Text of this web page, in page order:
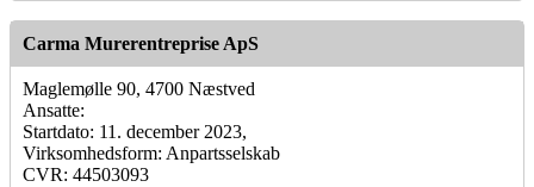
Carma Murerentreprise ApS
Maglemølle 90, 4700 Næstved
Ansatte:
Startdato: 11. december 2023,
Virksomhedsform: Anpartsselskab
CVR: 44503093